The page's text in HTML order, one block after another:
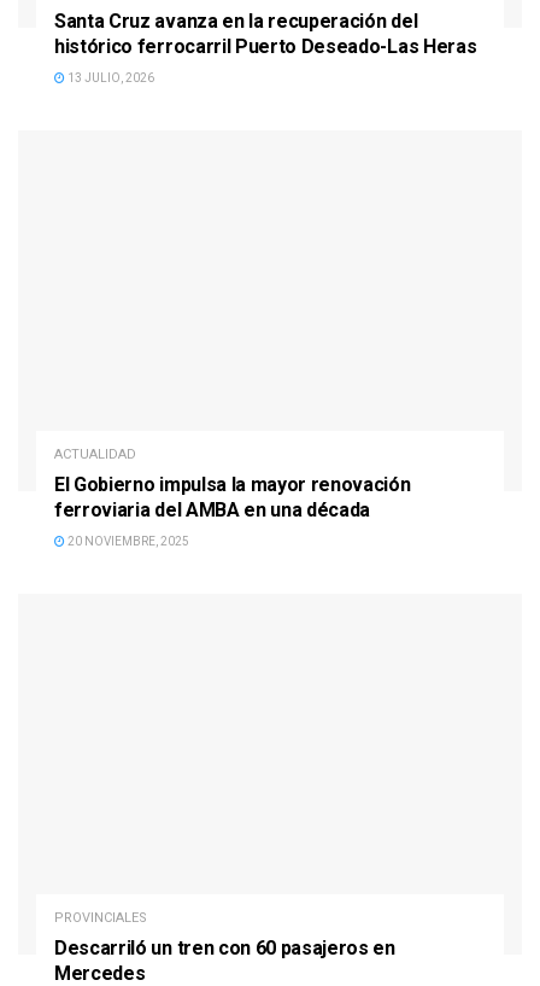
Santa Cruz avanza en la recuperación del
histórico ferrocarril Puerto Deseado-Las Heras
13 JULIO, 2026
ACTUALIDAD
El Gobierno impulsa la mayor renovación
ferroviaria del AMBA en una década
20 NOVIEMBRE, 2025
PROVINCIALES
Descarriló un tren con 60 pasajeros en
Mercedes